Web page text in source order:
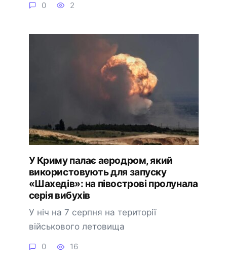
0 2
У Криму палає аеродром, який
використовують для запуску
«Шахедів»: на півострові пролунала
серія вибухів
У ніч на 7 серпня на території
військового летовища
0 16